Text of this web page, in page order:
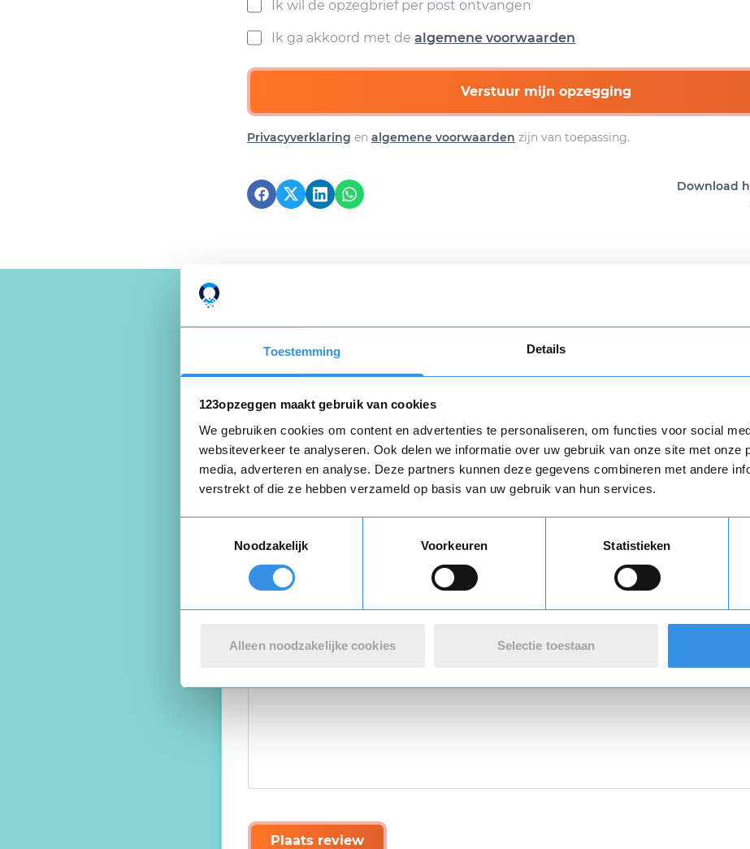
Toestemming Details
123opzeggen maakt gebruik van cookies
We gebruiken cookies om content en advertenties te personaliseren, om functies voor social
websiteverkeer te analyseren. Ook delen we informatie over uw gebruik van onze site met onze
media, adverteren en analyse. Deze partners kunnen deze gegevens combineren met andere
verstrekt of die ze hebben verzameld op basis van uw gebruik van hun services.
Noodzakelijk
Voorkeuren Statistieken
Alleen noodzakelijke cookies Selectie toestaan
Ik wil de opzegbrief per post ontvangen
Ik ga akkoord met dealgemene voorwaarden
Verstuur mijn opzegging
Privacyverklaring en algemene voorwaarden zijn van toepassing.
Download
Schrijf een review over Grabemphonesaid
Beoordeel je ervaring *
Plaats review